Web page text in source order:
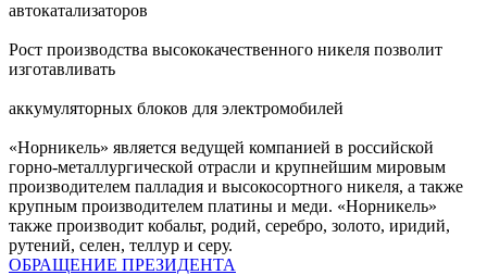
автокатализаторов
Рост производства высококачественного никеля позволит
изготавливать
аккумуляторных блоков для электромобилей
«Норникель» является ведущей компанией в российской
горно-металлургической отрасли и крупнейшим мировым
производителем палладия и высокосортного никеля, а также
крупным производителем платины и меди. «Норникель»
также производит кобальт, родий, серебро, золото, иридий,
рутений, селен, теллур и серу.
ОБРАЩЕНИЕ ПРЕЗИДЕНТА